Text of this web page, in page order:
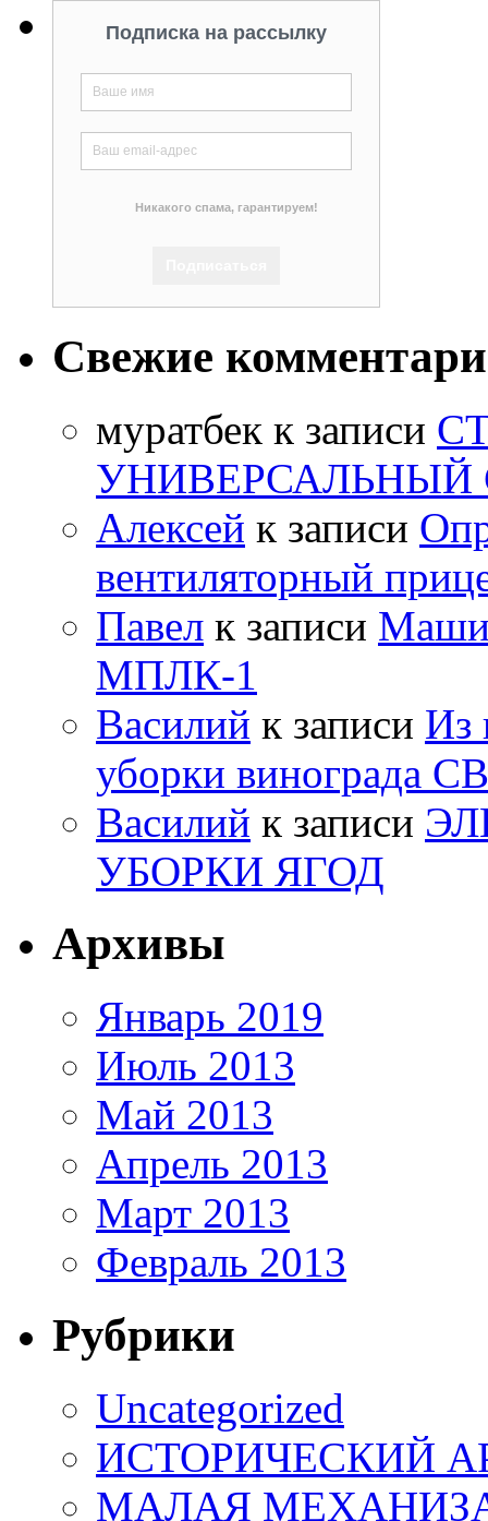
Подписка на рассылку
Никакого спама, гарантируем!
Свежие
муратбек к записи
УНИВЕРСАЛЬНЫЙ
Алексей к записи
вентиляторный
Павел к записи
МПЛК-1
Василий к записи Из
уборки винограда
Василий к записи
УБОРКИ ЯГОД
Архивы
Январь 2019
Июль 2013
Май 2013
Апрель 2013
Март 2013
Февраль 2013
Рубрики
Uncategorized
ИСТОРИЧЕСКИЙ
МАЛАЯ